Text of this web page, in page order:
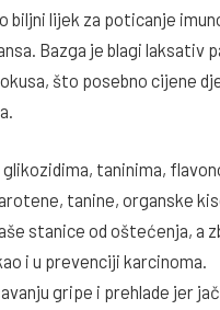
lijek za poticanje
Bazga je blagi laksativ
što posebno cijene
taninima,
tanine, organske
stanice od oštećenja, a
i u prevenciji karcinoma.
gripe i prehlade jer